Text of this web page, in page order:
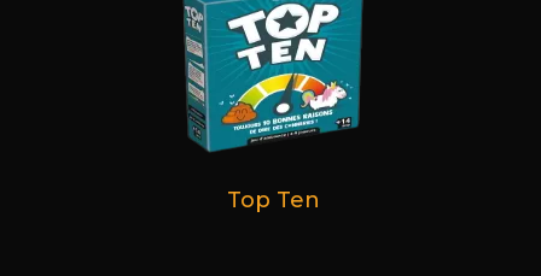
Top Ten